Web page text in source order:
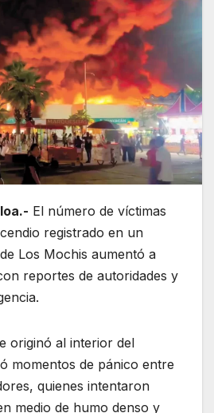
El número de víctimas
registrado en un
Los Mochis aumentó a
reportes de autoridades y
originó al interior del
momentos de pánico entre
quienes intentaron
medio de humo denso y